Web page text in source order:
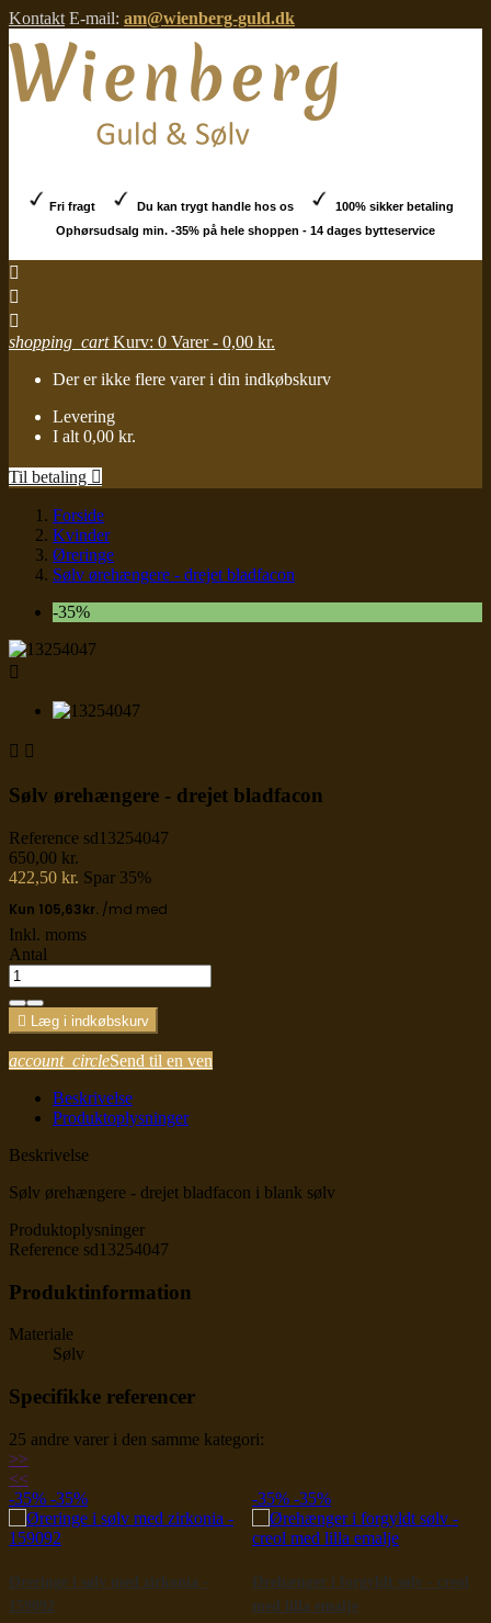
Kontakt E-mail: am@wienberg-guld.dk
Fri fragt Du kan trygt handle hos os
100% sikker betaling
Ophørsudsalg min. -35% på hele shoppen - 14 dages bytteservice



shopping_cart Kurv: 0 Varer - 0,00 kr.
Der er ikke flere varer i din indkøbskurv
Levering
I alt 0,00 kr.
Til betaling 
Forside
Kvinder
Øreringe
Sølv ørehængere - drejet bladfacon
-35%

 
Sølv ørehængere - drejet bladfacon
Reference sd13254047
650,00 kr.
422,50 kr. Spar 35%
Inkl. moms
Antal
 Læg i indkøbskurv
account_circleSend til en ven
Beskrivelse
Produktoplysninger
Beskrivelse
Sølv ørehængere - drejet bladfacon i blank sølv
Produktoplysninger
Reference sd13254047
Produktinformation
Materiale
Sølv
Specifikke referencer
25 andre varer i den samme kategori:
>>
<<
-35% -35%
Øreringe i sølv med zirkonia -
159092
-35% -35%
Ørehænger i forgyldt sølv - creol
med lilla emalje